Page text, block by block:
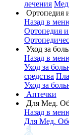
лечения
Ортопедия
Назад в
Ортопедия
Уход за
Назад в
Уход за
средства
Уход за
Аптечки
Для Мед.
Назад в
Для Мед.